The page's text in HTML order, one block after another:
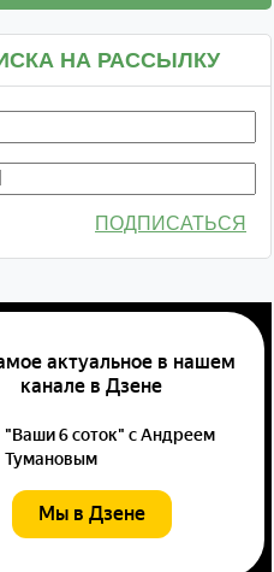
НА РАССЫЛКУ
ПОДПИСАТЬСЯ